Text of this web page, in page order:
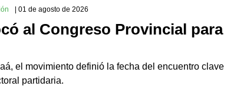
| 01 de agosto de 2026
al Congreso Provincial para
el movimiento definió la fecha del encuentro clave
partidaria.